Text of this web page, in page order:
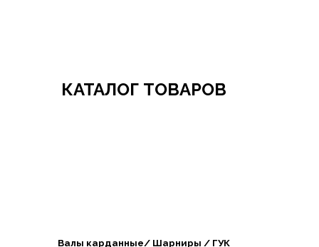
КАТАЛОГ ТОВАРОВ
Валы карданные/ Шарниры / ГУК